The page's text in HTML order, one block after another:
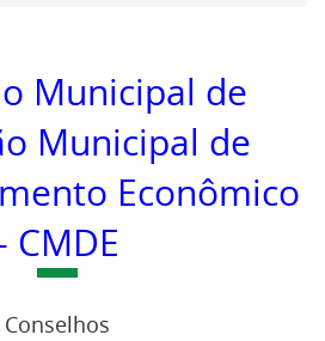
Municipal de
Municipal de
Econômico
CMDE
Conselhos